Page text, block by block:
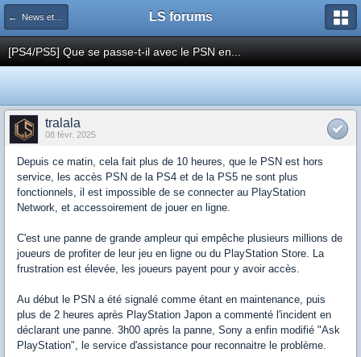
← News et actualités postées sur LS LS forums
[PS4/PS5] Que se passe-t-il avec le PSN en...
tralala
08 févr. 2025
Depuis ce matin, cela fait plus de 10 heures, que le PSN est hors
service, les accès PSN de la PS4 et de la PS5 ne sont plus
fonctionnels, il est impossible de se connecter au PlayStation
Network, et accessoirement de jouer en ligne.
C'est une panne de grande ampleur qui empêche plusieurs millions de
joueurs de profiter de leur jeu en ligne ou du PlayStation Store. La
frustration est élevée, les joueurs payent pour y avoir accès.
Au début le PSN a été signalé comme étant en maintenance, puis
plus de 2 heures après PlayStation Japon a commenté l'incident en
déclarant une panne. 3h00 après la panne, Sony a enfin modifié "Ask
PlayStation", le service d'assistance pour reconnaitre le problème.